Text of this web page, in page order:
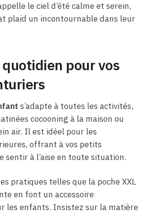
le ciel d’été calme et serein,
plaid un incontournable dans leur
pour vos
s’adapte à toutes les activités,
cocooning à la maison ou
air. Il est idéel pour les
offrant à vos petits
sentir à l’aise en toute situation.
pratiques telles que la poche XXL
en font un accessoire
les enfants. Insistez sur la matière